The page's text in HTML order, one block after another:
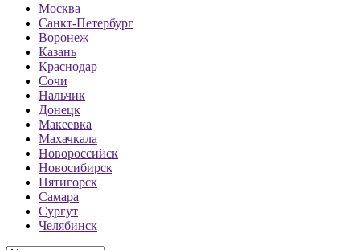
Москва
Санкт-Петербург
Воронеж
Казань
Краснодар
Сочи
Нальчик
Донецк
Макеевка
Махачкала
Новороссийск
Новосибирск
Пятигорск
Самара
Сургут
Челябинск